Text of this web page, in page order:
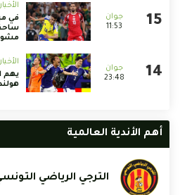
11:53
في
23:48
يهم
أهم الأندية العالمية
الترجي الرياضي